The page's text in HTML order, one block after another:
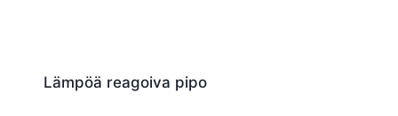
Lämpöä reagoiva pipo